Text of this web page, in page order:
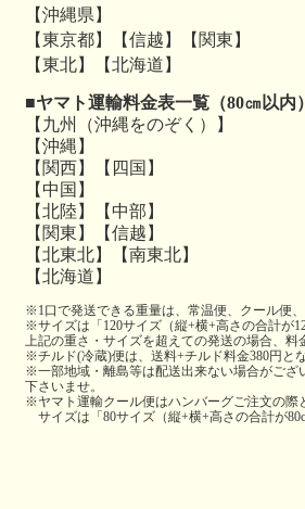
【沖縄県】
【東京都】【信越】【関東】
【東北】【北海道】
■ヤマト運輸料金表一覧（80㎝以内）
【九州（沖縄をのぞく）】
【沖縄】
【関西】【四国】
【中国】
【北陸】【中部】
【関東】【信越】
【北東北】【南東北】
【北海道】
※1口で発送できる重量は、常温便、クール便、
※サイズは「120サイズ（縦+横+高さの合計が
上記の重さ・サイズを超えての発送の場合、料
※チルド(冷蔵)便は、送料+チルド料金380円と
※一部地域・離島等は配送出来ない場合がござ
下さいませ。
※ヤマト運輸クール便はハンバーグご注文の際
サイズは「80サイズ（縦+横+高さの合計が